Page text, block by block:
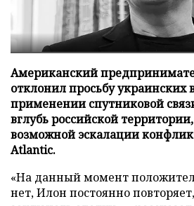
Американский
отклонил просьбу украинских
применении спутниковой
вглубь российской
возможной эскалации
Atlantic.
«На данный момент
нет, Илон постоянно